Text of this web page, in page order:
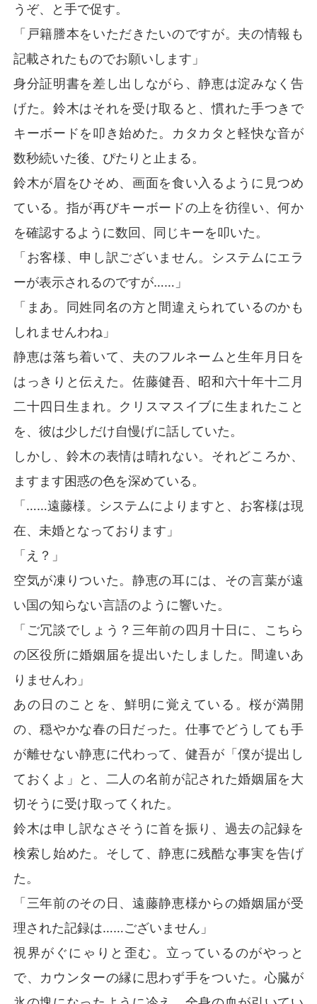
うぞ、と手で促す。
「戸籍謄本をいただきたいのですが。夫の情報も
記載されたものでお願いします」
身分証明書を差し出しながら、静恵は淀みなく告
げた。鈴木はそれを受け取ると、慣れた手つきで
キーボードを叩き始めた。カタカタと軽快な音が
数秒続いた後、ぴたりと止まる。
鈴木が眉をひそめ、画面を食い入るように見つめ
ている。指が再びキーボードの上を彷徨い、何か
を確認するように数回、同じキーを叩いた。
「お客様、申し訳ございません。システムにエラ
ーが表示されるのですが……」
「まあ。同姓同名の方と間違えられているのかも
しれませんわね」
静恵は落ち着いて、夫のフルネームと生年月日を
はっきりと伝えた。佐藤健吾、昭和六十年十二月
二十四日生まれ。クリスマスイブに生まれたこと
を、彼は少しだけ自慢げに話していた。
しかし、鈴木の表情は晴れない。それどころか、
ますます困惑の色を深めている。
「……遠藤様。システムによりますと、お客様は現
在、未婚となっております」
「え？」
空気が凍りついた。静恵の耳には、その言葉が遠
い国の知らない言語のように響いた。
「ご冗談でしょう？三年前の四月十日に、こちら
の区役所に婚姻届を提出いたしました。間違いあ
りませんわ」
あの日のことを、鮮明に覚えている。桜が満開
の、穏やかな春の日だった。仕事でどうしても手
が離せない静恵に代わって、健吾が「僕が提出し
ておくよ」と、二人の名前が記された婚姻届を大
切そうに受け取ってくれた。
鈴木は申し訳なさそうに首を振り、過去の記録を
検索し始めた。そして、静恵に残酷な事実を告げ
た。
「三年前のその日、遠藤静恵様からの婚姻届が受
理された記録は……ございません」
視界がぐにゃりと歪む。立っているのがやっと
で、カウンターの縁に思わず手をついた。心臓が